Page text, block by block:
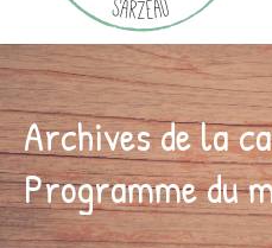
Archives de la
Programme du